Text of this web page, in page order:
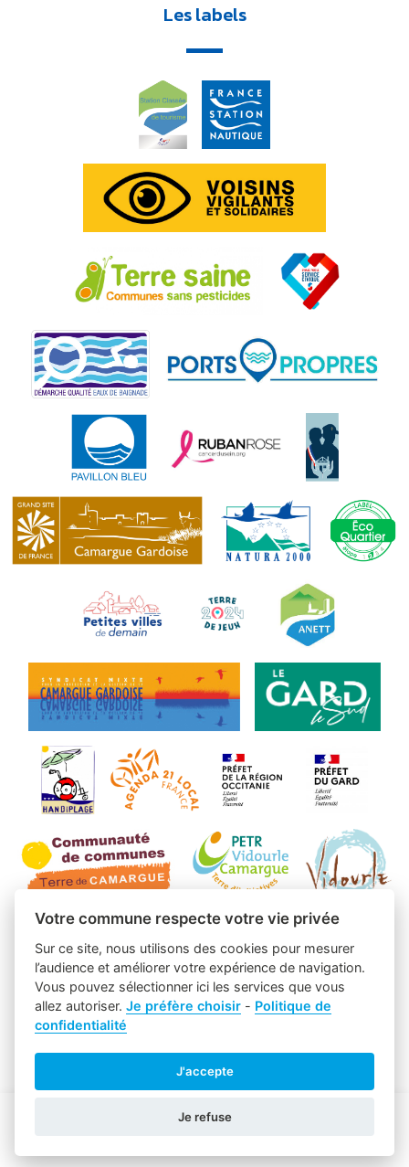
Les labels
Votre commune respecte votre vie privée
Sur ce site, nous utilisons des cookies pour mesurer
l’audience et améliorer votre expérience de navigation.
Vous pouvez sélectionner ici les services que vous
allez autoriser.Je préfère choisir - Politique de
confidentialité
J'accepte
Je refuse